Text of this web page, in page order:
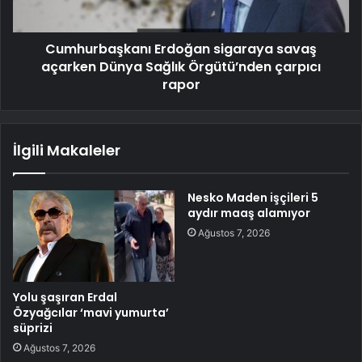
Cumhurbaşkanı Erdoğan sigaraya savaş
açarken Dünya Sağlık Örgütü’nden çarpıcı
rapor
İlgili Makaleler
Yolu şaşıran Erdal
Özyağcılar ‘mavi yumurta’
süprizi
Ağustos 7, 2026
Nesko Maden işçileri 5
aydır maaş alamıyor
Ağustos 7, 2026